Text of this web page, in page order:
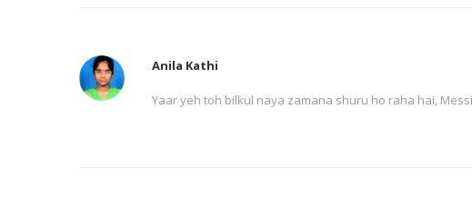
Anila Kathi
Yaar yeh toh bilkul naya zamana shuru ho raha hai,